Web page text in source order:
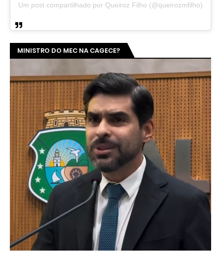
Um post compartilhado por Queiroz Filho (@queirozmfilho)
MINISTRO DO MEC NA CAGECE?